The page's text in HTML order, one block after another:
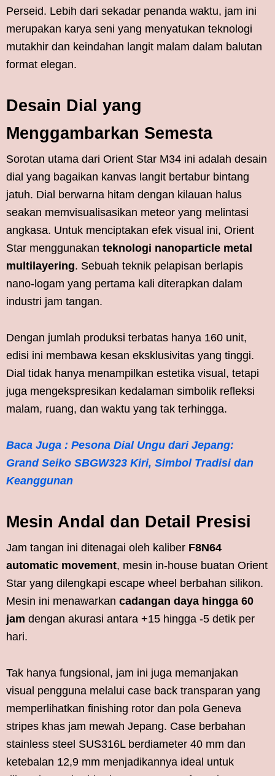
Perseid. Lebih dari sekadar penanda waktu, jam ini
merupakan karya seni yang menyatukan teknologi
mutakhir dan keindahan langit malam dalam balutan
format elegan.
Desain Dial yang
Menggambarkan Semesta
Sorotan utama dari Orient Star M34 ini adalah desain
dial yang bagaikan kanvas langit bertabur bintang
jatuh. Dial berwarna hitam dengan kilauan halus
seakan memvisualisasikan meteor yang melintasi
angkasa. Untuk menciptakan efek visual ini, Orient
Star menggunakan teknologi nanoparticle metal
multilayering. Sebuah teknik pelapisan berlapis
nano-logam yang pertama kali diterapkan dalam
industri jam tangan.
Dengan jumlah produksi terbatas hanya 160 unit,
edisi ini membawa kesan eksklusivitas yang tinggi.
Dial tidak hanya menampilkan estetika visual, tetapi
juga mengekspresikan kedalaman simbolik refleksi
malam, ruang, dan waktu yang tak terhingga.
Baca Juga : Pesona Dial Ungu dari Jepang:
Grand Seiko SBGW323 Kiri, Simbol Tradisi dan
Keanggunan
Mesin Andal dan Detail Presisi
Jam tangan ini ditenagai oleh kaliber F8N64
automatic movement, mesin in-house buatan Orient
Star yang dilengkapi escape wheel berbahan silikon.
Mesin ini menawarkan cadangan daya hingga 60
jam dengan akurasi antara +15 hingga -5 detik per
hari.
Tak hanya fungsional, jam ini juga memanjakan
visual pengguna melalui case back transparan yang
memperlihatkan finishing rotor dan pola Geneva
stripes khas jam mewah Jepang. Case berbahan
stainless steel SUS316L berdiameter 40 mm dan
ketebalan 12,9 mm menjadikannya ideal untuk